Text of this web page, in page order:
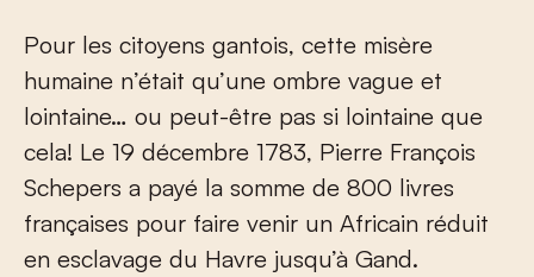
Pour les citoyens gantois, cette misère
humaine n’était qu’une ombre vague et
lointaine… ou peut-être pas si lointaine que
cela! Le 19 décembre 1783, Pierre François
Schepers a payé la somme de 800 livres
françaises pour faire venir un Africain réduit
en esclavage du Havre jusqu’à Gand.